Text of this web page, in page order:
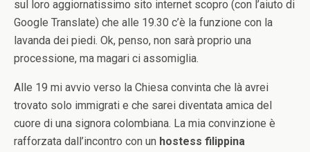
sul loro aggiornatissimo sito internet scopro (con l’aiuto di
Google Translate) che alle 19.30 c’è la funzione con la
lavanda dei piedi. Ok, penso, non sarà proprio una
processione, ma magari ci assomiglia.
Alle 19 mi avvio verso la Chiesa convinta che là avrei
trovato solo immigrati e che sarei diventata amica del
cuore di una signora colombiana. La mia convinzione è
rafforzata dall’incontro con un hostess filippina